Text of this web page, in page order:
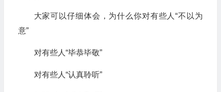
大家可以仔细体会，为什么你对有些人“不以为
意”
对有些人“毕恭毕敬”
对有些人“认真聆听”